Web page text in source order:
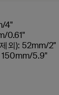
4"
0.61"
외): 52mm/2"
150mm/5.9"